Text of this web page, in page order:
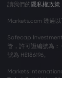
讀我們的隱私權政策
Markets.com 透過以
Safecap
管，許可證編號為
號為 HE186196。
Markets
聖文森和格林納丁斯